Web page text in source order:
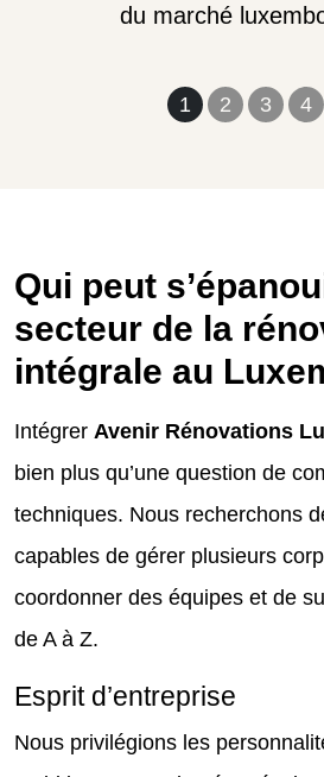
1 2 3 4
du marché
Qui peut
secteur de la
intégrale au
Intégrer Avenir Rénovations
bien plus qu’une question de
techniques. Nous recherchons
capables de gérer plusieurs
coordonner des équipes et de
de A à Z.
Esprit d’entreprise
Nous privilégions les